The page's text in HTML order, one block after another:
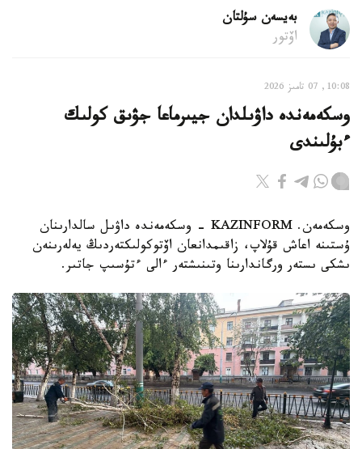
بەيسەن سۇلتان
اۆتور
10:08, 07 تامىز 2026
وسكەمەندە داۋىلدان جيىرماعا جۋىق كولىك
ءبۇلىندى
وسكەمەن. KAZINFORM - وسكەمەندە داۋىل سالدارىنان
ۇستىنە اعاش قۇلاپ، زاقىمدانعان اۆتوكولىكتەردىڭ يەلەرىنەن
ىشكى ىستەر ورگاندارىنا وتىنىشتەر ءالى ءتۇسىپ جاتىر.